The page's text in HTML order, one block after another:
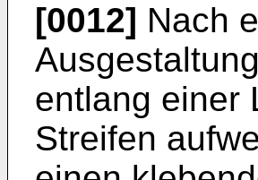
[0012] Nach
entlang einer
Streifen